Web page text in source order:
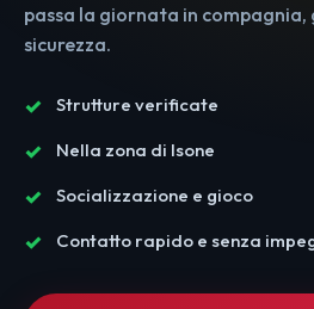
passa la giornata in compagnia,
sicurezza.
Strutture verificate
Nella zona di Isone
Socializzazione e gioco
Contatto rapido e senza